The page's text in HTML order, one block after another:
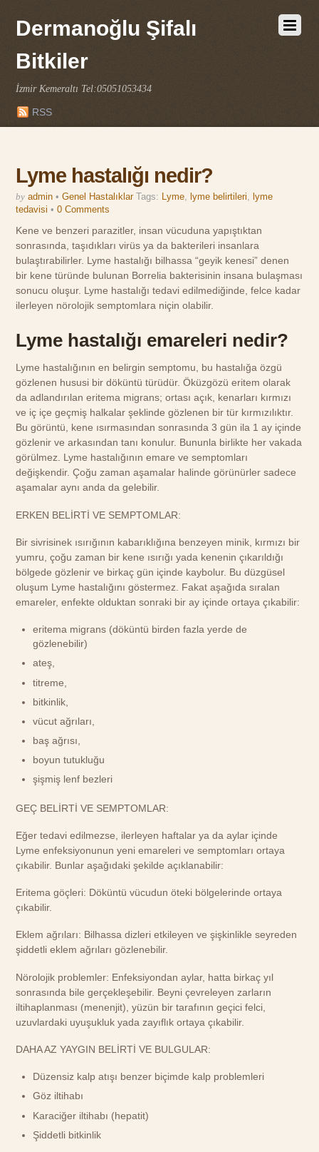
Dermanoğlu Şifalı
Bitkiler
İzmir Kemeraltı Tel:05051053434
RSS
Lyme hastalığı nedir?
by admin • Genel Hastalıklar Tags: Lyme, lyme belirtileri, lyme
tedavisi •0 Comments
Kene ve benzeri parazitler, insan vücuduna yapıştıktan
sonrasında, taşıdıkları virüs ya da bakterileri insanlara
bulaştırabilirler. Lyme hastalığı bilhassa “geyik kenesi” denen
bir kene türünde bulunan Borrelia bakterisinin insana bulaşması
sonucu oluşur. Lyme hastalığı tedavi edilmediğinde, felce kadar
ilerleyen nörolojik semptomlara niçin olabilir.
Lyme hastalığı emareleri nedir?
Lyme hastalığının en belirgin semptomu, bu hastalığa özgü
gözlenen hususi bir döküntü türüdür. Öküzgözü eritem olarak
da adlandırılan eritema migrans; ortası açık, kenarları kırmızı
ve iç içe geçmiş halkalar şeklinde gözlenen bir tür kırmızılıktır.
Bu görüntü, kene ısırmasından sonrasında 3 gün ila 1 ay içinde
gözlenir ve arkasından tanı konulur. Bununla birlikte her vakada
görülmez. Lyme hastalığının emare ve semptomları
değişkendir. Çoğu zaman aşamalar halinde görünürler sadece
aşamalar aynı anda da gelebilir.
ERKEN BELİRTİ VE SEMPTOMLAR:
Bir sivrisinek ısırığının kabarıklığına benzeyen minik, kırmızı bir
yumru, çoğu zaman bir kene ısırığı yada kenenin çıkarıldığı
bölgede gözlenir ve birkaç gün içinde kaybolur. Bu düzgüsel
oluşum Lyme hastalığını göstermez. Fakat aşağıda sıralan
emareler, enfekte olduktan sonraki bir ay içinde ortaya çıkabilir:
eritema migrans (döküntü birden fazla yerde de
gözlenebilir)
ateş,
titreme,
bitkinlik,
vücut ağrıları,
baş ağrısı,
boyun tutukluğu
şişmiş lenf bezleri
GEÇ BELİRTİ VE SEMPTOMLAR:
Eğer tedavi edilmezse, ilerleyen haftalar ya da aylar içinde
Lyme enfeksiyonunun yeni emareleri ve semptomları ortaya
çıkabilir. Bunlar aşağıdaki şekilde açıklanabilir:
Eritema göçleri: Döküntü vücudun öteki bölgelerinde ortaya
çıkabilir.
Eklem ağrıları: Bilhassa dizleri etkileyen ve şişkinlikle seyreden
şiddetli eklem ağrıları gözlenebilir.
Nörolojik problemler: Enfeksiyondan aylar, hatta birkaç yıl
sonrasında bile gerçekleşebilir. Beyni çevreleyen zarların
iltihaplanması (menenjit), yüzün bir tarafının geçici felci,
uzuvlardaki uyuşukluk yada zayıflık ortaya çıkabilir.
DAHA AZ YAYGIN BELİRTİ VE BULGULAR:
Düzensiz kalp atışı benzer biçimde kalp problemleri
Göz iltihabı
Karaciğer iltihabı (hepatit)
Şiddetli bitkinlik